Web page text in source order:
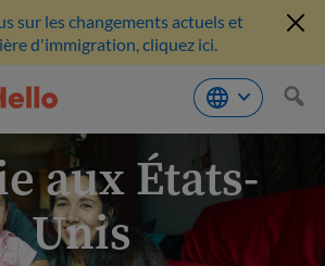
sur les changements actuels et
d'immigration, cliquez ici.
aux États-
Unis